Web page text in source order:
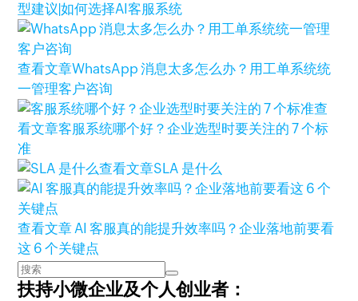
型建议|如何选择AI客服系统
查看文章WhatsApp 消息太多怎么办？用工单系统统
一管理客户咨询
查
看文章客服系统哪个好？企业选型时要关注的 7 个标
准
查看文章SLA 是什么
查看文章AI 客服真的能提升效率吗？企业落地前要看
这 6 个关键点
扶持小微企业及个人创业者：